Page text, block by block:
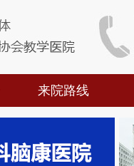
来院路线